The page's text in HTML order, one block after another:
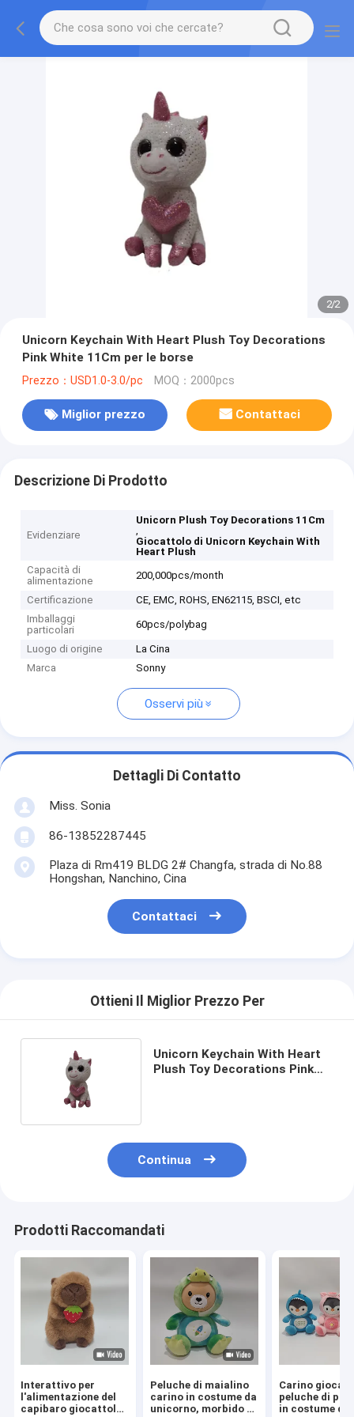
2/2
Unicorn Keychain With Heart Plush Toy Decorations
Pink White 11Cm per le borse
Prezzo：USD1.0-3.0/pc MOQ：2000pcs
Miglior prezzo Contattaci
Descrizione Di Prodotto
Evidenziare
Unicorn Plush Toy Decorations 11Cm
,
Giocattolo di Unicorn Keychain With
Heart Plush
Capacità di
alimentazione
200,000pcs/month
Certificazione
CE, EMC, ROHS, EN62115, BSCI, etc
Imballaggi
particolari
60pcs/polybag
Luogo di origine
La Cina
Marca
Sonny
Osservi più
Dettagli Di Contatto
Miss. Sonia
86-13852287445
Plaza di Rm419 BLDG 2# Changfa, strada di No.88
Hongshan, Nanchino, Cina
Contattaci
Ottieni Il Miglior Prezzo Per
Unicorn Keychain With Heart
Plush Toy Decorations Pink
Continua
Prodotti Raccomandati
Interattivo per
l'alimentazione del
capibaro giocattolo
Peluche di maialino
carino in costume da
unicorno, morbido e
Carino
peluche di
in costume di